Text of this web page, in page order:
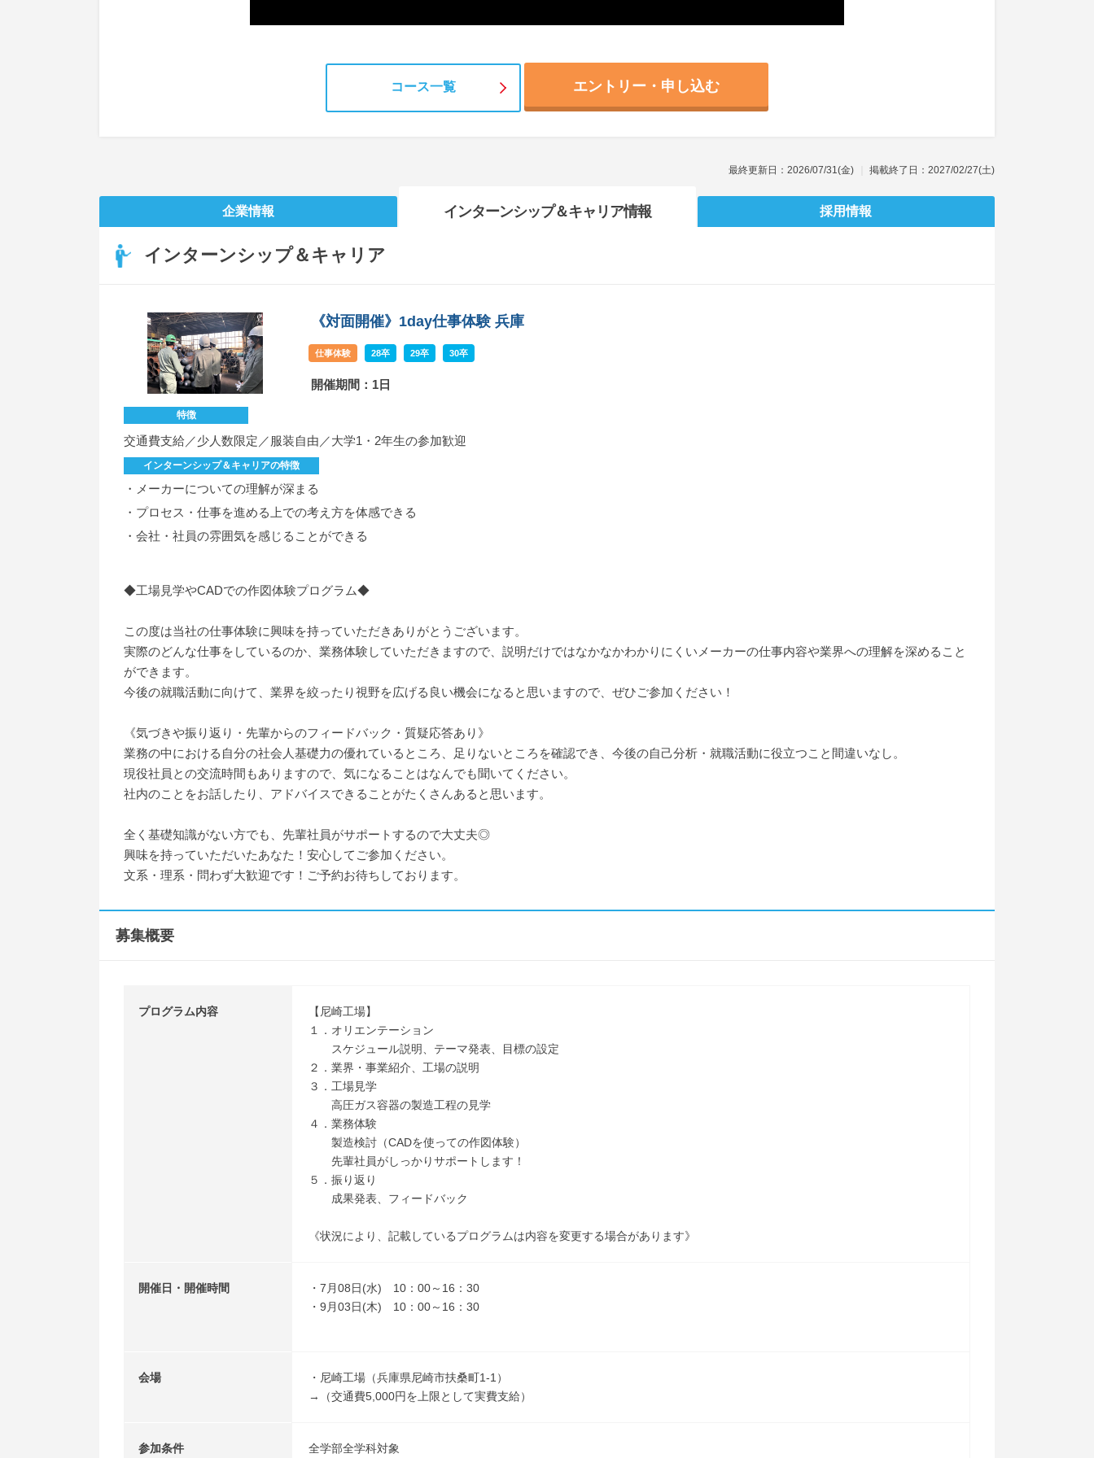
コース一覧 エントリー・申し込む
最終更新日：2026/07/31(金) 掲載終了日：2027/02/27(土)
企業情報 インターンシップ＆キャリア情報 採用情報
インターンシップ＆キャリア
《対面開催》1day仕事体験 兵庫
仕事体験 28卒 29卒 30卒
開催期間：1日
特徴
交通費支給／少人数限定／服装自由／大学1・2年生の参加歓迎
インターンシップ＆キャリアの特徴
・メーカーについての理解が深まる
・プロセス・仕事を進める上での考え方を体感できる
・会社・社員の雰囲気を感じることができる
◆工場見学やCADでの作図体験プログラム◆
この度は当社の仕事体験に興味を持っていただきありがとうございます。
実際のどんな仕事をしているのか、業務体験していただきますので、説明だけではなかなかわかりにくいメーカーの仕事内容や業界への理解を深めること
ができます。
今後の就職活動に向けて、業界を絞ったり視野を広げる良い機会になると思いますので、ぜひご参加ください！
《気づきや振り返り・先輩からのフィードバック・質疑応答あり》
業務の中における自分の社会人基礎力の優れているところ、足りないところを確認でき、今後の自己分析・就職活動に役立つこと間違いなし。
現役社員との交流時間もありますので、気になることはなんでも聞いてください。
社内のことをお話したり、アドバイスできることがたくさんあると思います。
全く基礎知識がない方でも、先輩社員がサポートするので大丈夫◎
興味を持っていただいたあなた！安心してご参加ください。
文系・理系・問わず大歓迎です！ご予約お待ちしております。
募集概要
プログラム内容
【尼崎工場】
１．オリエンテーション
スケジュール説明、テーマ発表、目標の設定
２．業界・事業紹介、工場の説明
３．工場見学
高圧ガス容器の製造工程の見学
４．業務体験
製造検討（CADを使っての作図体験）
先輩社員がしっかりサポートします！
５．振り返り
成果発表、フィードバック
《状況により、記載しているプログラムは内容を変更する場合があります》
開催日・開催時間
・7月08日(水) 10：00～16：30
・9月03日(木) 10：00～16：30
会場
・尼崎工場（兵庫県尼崎市扶桑町1-1）
→（交通費5,000円を上限として実費支給）
参加条件
全学部全学科対象